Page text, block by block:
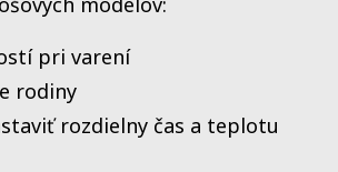
pri varení
rodiny
rozdielny čas a teplotu